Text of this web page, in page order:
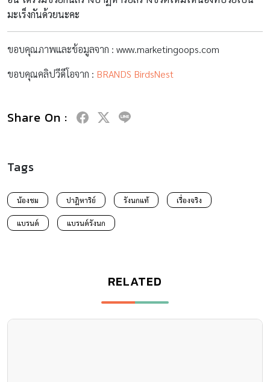
มะเร็งกันด้วยนะคะ
ขอบคุณภาพและข้อมูลจาก : www.marketingoops.com
ขอบคุณคลิปวีดีโอจาก : BRANDS BirdsNest
Share On :
Tags
น้องชม ปาฎิหาริย์ รังนกแท้ เรื่องจริง
แบรนด์ แบรนด์รังนก
RELATED